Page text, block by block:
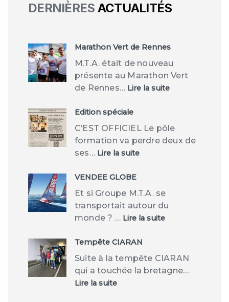
DERNIÈRES ACTUALITÉS
Marathon Vert de Rennes
M.T.A. était de nouveau
présente au Marathon Vert
de Rennes… Lire la suite:
Edition spéciale
C’EST OFFICIEL Le pôle
formation va perdre deux de
ses… Lire la suite:
VENDEE GLOBE
Et si Groupe M.T.A. se
transportait autour du
monde ? … Lire la suite:
Tempête CIARAN
Suite à la tempête CIARAN
qui a touchée la bretagne…
Lire la suite: